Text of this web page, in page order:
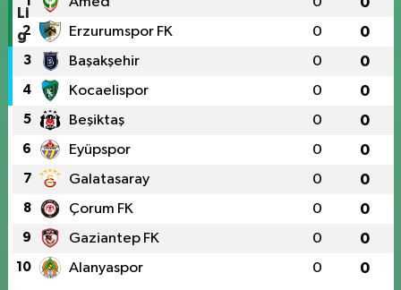
2 Erzurumspor FK 0 0
3 Başakşehir 0 0
4 Kocaelispor 0 0
5 Beşiktaş 0 0
6 Eyüpspor 0 0
7 Galatasaray 0 0
8 Çorum FK 0 0
9 Gaziantep FK 0 0
10 Alanyaspor 0 0